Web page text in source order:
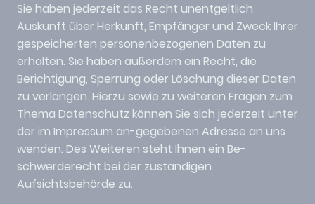
Sie haben jederzeit das Recht unentgeltlich
Auskunft über Herkunft, Empfänger und Zweck Ihrer
gespeicherten personenbezogenen Daten zu
erhalten. Sie haben außerdem ein Recht, die
Berichtigung, Sperrung oder Löschung dieser Daten
zu verlangen. Hierzu sowie zu weiteren Fragen zum
Thema Datenschutz können Sie sich jederzeit unter
der im Impressum an-gegebenen Adresse an uns
wenden. Des Weiteren steht Ihnen ein Be-
schwerderecht bei der zuständigen
Aufsichtsbehörde zu.